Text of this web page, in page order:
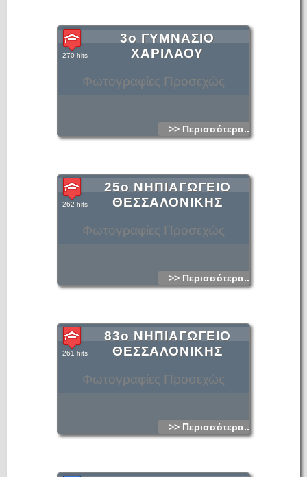
Φωτογραφίες Προσεχώς
3ο ΓΥΜΝΑΣΙΟ
ΧΑΡΙΛΑΟΥ
270 hits
>> Περισσότερα...
Φωτογραφίες Προσεχώς
25ο ΝΗΠΙΑΓΩΓΕΙΟ
ΘΕΣΣΑΛΟΝΙΚΗΣ
262 hits
>> Περισσότερα...
Φωτογραφίες Προσεχώς
83ο ΝΗΠΙΑΓΩΓΕΙΟ
ΘΕΣΣΑΛΟΝΙΚΗΣ
261 hits
>> Περισσότερα...